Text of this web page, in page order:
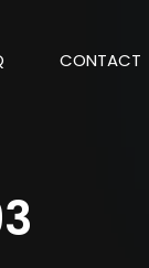
CONTACT